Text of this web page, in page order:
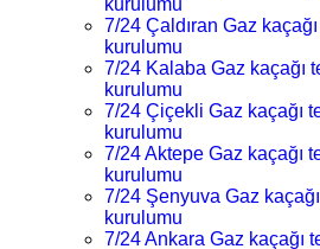
kurulumu
7/24 Çaldıran Gaz
kurulumu
7/24 Kalaba Gaz kaçağı
kurulumu
7/24 Çiçekli Gaz kaçağı
kurulumu
7/24 Aktepe Gaz kaçağı
kurulumu
7/24 Şenyuva Gaz
kurulumu
7/24 Ankara Gaz kaçağı